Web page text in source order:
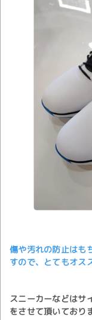
傷や汚れの防止はも
すので、とてもオス
スニーカーなどはサ
をさせて頂いており